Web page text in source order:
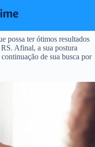
possa ter ótimos resultados
Afinal, a sua postura
de sua busca por